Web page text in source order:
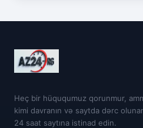
Heç bir hüququmuz qorunmur,
kimi davranın və saytda dərc
24 saat saytına istinad edin.